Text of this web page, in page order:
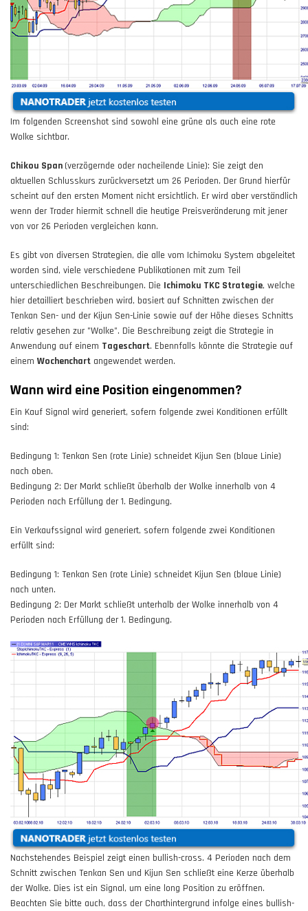
Im folgenden Screenshot sind sowohl eine grüne als auch eine rote
Wolke sichtbar.
Chikou Span (verzögernde oder nacheilende Linie): Sie zeigt den
aktuellen Schlusskurs zurückversetzt um 26 Perioden. Der Grund hierfür
scheint auf den ersten Moment nicht ersichtlich. Er wird aber verständlich
wenn der Trader hiermit schnell die heutige Preisveränderung mit jener
von vor 26 Perioden vergleichen kann.
Es gibt von diversen Strategien, die alle vom Ichimoku System abgeleitet
worden sind, viele verschiedene Publikationen mit zum Teil
unterschiedlichen Beschreibungen. Die Ichimoku TKC Strategie, welche
hier detailliert beschrieben wird, basiert auf Schnitten zwischen der
Tenkan Sen- und der Kijun Sen-Linie sowie auf der Höhe dieses Schnitts
relativ gesehen zur "Wolke". Die Beschreibung zeigt die Strategie in
Anwendung auf einem Tageschart. Ebennfalls könnte die Strategie auf
einem Wochenchart angewendet werden.
Wann wird eine Position eingenommen?
Ein Kauf Signal wird generiert, sofern folgende zwei Konditionen erfüllt
sind:
Bedingung 1: Tenkan Sen (rote Linie) schneidet Kijun Sen (blaue Linie)
nach oben.
Bedingung 2: Der Markt schließt überhalb der Wolke innerhalb von 4
Perioden nach Erfüllung der 1. Bedingung.
Ein Verkaufssignal wird generiert, sofern folgende zwei Konditionen
erfüllt sind:
Bedingung 1: Tenkan Sen (rote Linie) schneidet Kijun Sen (blaue Linie)
nach unten.
Bedingung 2: Der Markt schließt unterhalb der Wolke innerhalb von 4
Perioden nach Erfüllung der 1. Bedingung.
Nachstehendes Beispiel zeigt einen bullish-cross. 4 Perioden nach dem
Schnitt zwischen Tenkan Sen und Kijun Sen schließt eine Kerze überhalb
der Wolke. Dies ist ein Signal, um eine long Position zu eröffnen.
Beachten Sie bitte auch, dass der Charthintergrund infolge eines bullish-